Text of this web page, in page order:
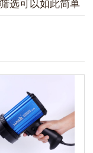
选可以如此简单